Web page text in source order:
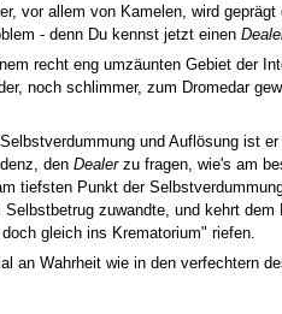
vor allem von Kamelen, wird
- denn Du kennst jetzt einen
recht eng umzäunten Gebiet der
noch schlimmer, zum Dromedar
und Auflösung ist
den Dealerzu fragen, wie's am
tiefsten Punkt der
zuwandte, und kehrt dem
gleich ins Krematorium" riefen.
an Wahrheit wie in den verfechtern